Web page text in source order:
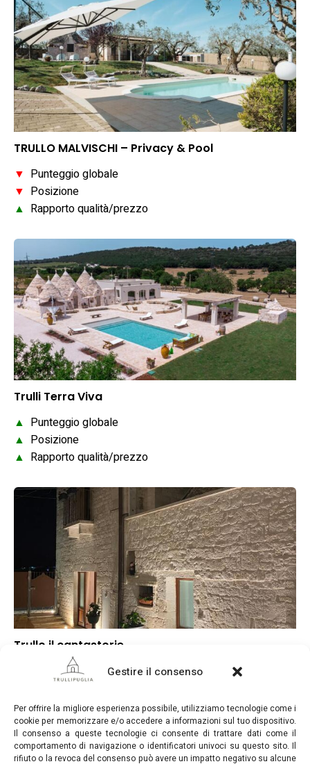
Gestire il consenso
Per offrire la migliore esperienza possibile, utilizziamo tecnologie come i
cookie per memorizzare e/o accedere a informazioni sul tuo dispositivo.
Il consenso a queste tecnologie ci consente di trattare dati come il
comportamento di navigazione o identificatori univoci su questo sito. Il
rifiuto o la revoca del consenso può avere un impatto negativo su alcune
TRULLO MALVISCHI – Privacy & Pool
▼ Punteggio globale
▼ Posizione
▲ Rapporto qualità/prezzo
Trulli Terra Viva
▲ Punteggio globale
▲ Posizione
▲ Rapporto qualità/prezzo
Trullo il cantastorie
Punteggio globale
–Rapporto qualità/prezzo